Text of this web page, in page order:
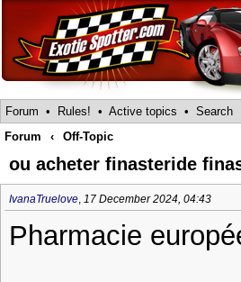
Forum • Rules! • Active topics • Search
Forum
‹ Off-Topic
ou acheter finasteride
IvanaTruelove, 17 December 2024, 04:43
Pharmacie